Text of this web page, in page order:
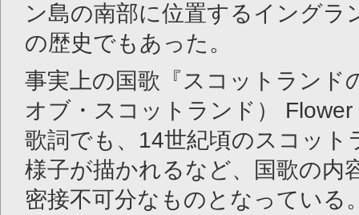
ン島の南部に位置するイングラ
の歴史でもあった。
事実上の国歌『スコットランド
オブ・スコットランド）
歌詞でも、14世紀頃のスコット
様子が描かれるなど、国歌の内
密接不可分なものとなっている